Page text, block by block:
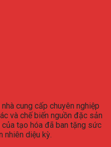
cung cấp chuyên nghiệp
và chế biến nguồn đặc sản
tạo hóa đã ban tặng sức
nhiên diệu kỳ.